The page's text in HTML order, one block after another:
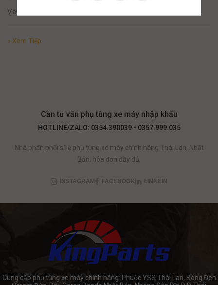
Vậy thay phớt mâm lửa ở đâu ?
» Xem Tiếp
Cần tư vấn phụ tùng xe máy nhập khẩu
HOTLINE/ZALO: 0354.390039 - 0357.999.035
Nhà phân phối sỉ lẻ phụ tùng xe máy chính hãng Thái Lan, Nhật
Bản, hóa đơn đầy đủ.
INSTAGRAM FACEBOOK LINKEIN
Cung cấp phụ tùng xe máy chính hãng: Phuộc YSS Thái Lan, Bóng Đèn